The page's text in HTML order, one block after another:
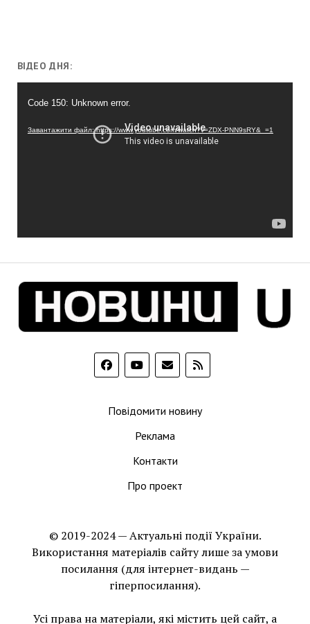
ВІДЕО ДНЯ:
Code 150: Unknown error.
Завантажити файл: https://www.youtube.com/watch?v=ZDX-PNN9sRY&_=1
Повідомити новину
Реклама
Контакти
Про проект
© 2019-2024 — Актуальні події України.
Використання матеріалів сайту лише за умови
посилання (для інтернет-видань —
гіперпосилання).
Усі права на матеріали, які містить цей сайт, а